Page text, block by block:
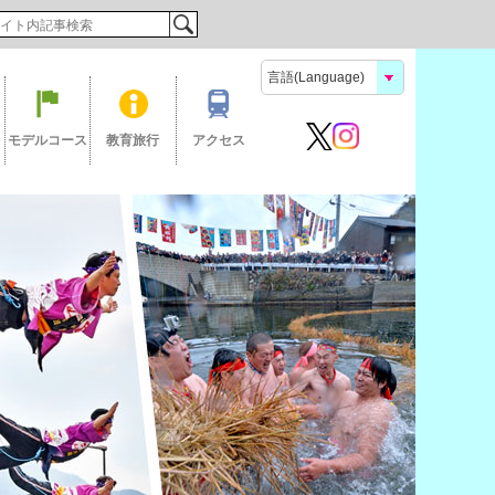
モデルコース 教育旅行 アクセス